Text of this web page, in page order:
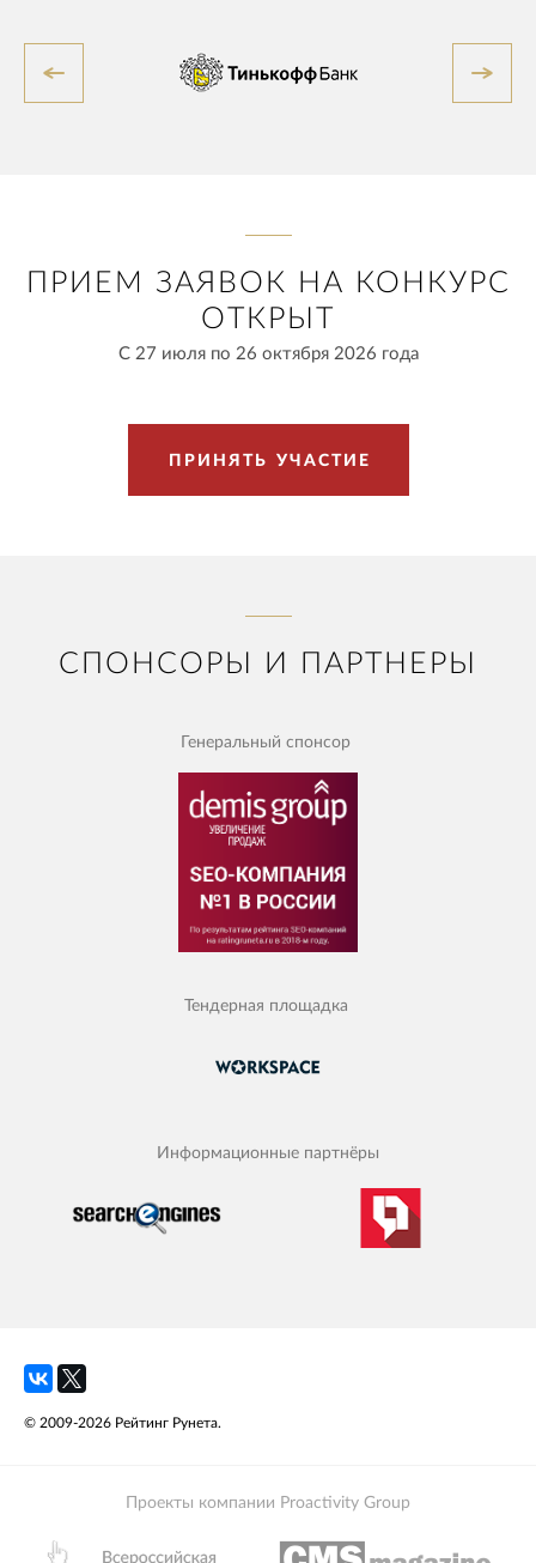
ПРИЕМ ЗАЯВОК НА КОНКУРС
ОТКРЫТ
С 27 июля по 26 октября 2026 года
П Р И Н Я Т Ь УЧ АСТ И Е
СПОНСОРЫ И ПАРТНЕРЫ
Генеральный спонсор
Тендерная площадка
Информационные партнёры
© 2009-2026 Рейтинг Рунета.
Проекты компании Proactivity Group